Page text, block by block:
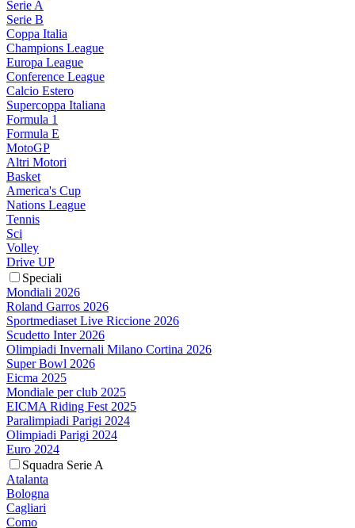
Serie A
Serie B
Coppa Italia
Champions League
Europa League
Conference League
Calcio Estero
Supercoppa Italiana
Formula 1
Formula E
MotoGP
Altri Motori
Basket
America's Cup
Nations League
Tennis
Sci
Volley
Drive UP
Speciali
Mondiali 2026
Roland Garros 2026
Sportmediaset Live Riccione 2026
Scudetto Inter 2026
Olimpiadi Invernali Milano Cortina 2026
Super Bowl 2026
Eicma 2025
Mondiale per club 2025
EICMA Riding Fest 2025
Paralimpiadi Parigi 2024
Olimpiadi Parigi 2024
Euro 2024
Squadra Serie A
Atalanta
Bologna
Cagliari
Como